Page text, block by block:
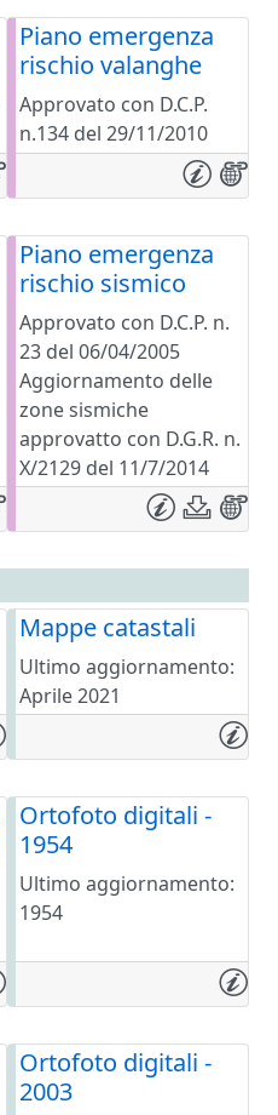
Piano emergenza
rischio valanghe
Approvato con D.C.P.
n.134 del 29/11/2010
Piano emergenza
rischio sismico
Approvato con D.C.P. n.
23 del 06/04/2005
Aggiornamento delle
zone sismiche
approvatto con D.G.R. n.
X/2129 del 11/7/2014
Mappe catastali
Ultimo aggiornamento:
Aprile 2021
Ortofoto digitali -
1954
Ultimo aggiornamento:
1954
Ortofoto digitali -
2003